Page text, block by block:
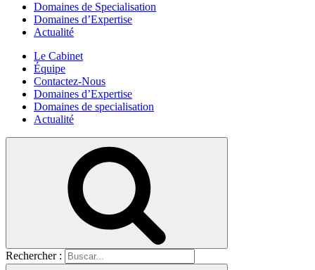
Domaines de Specialisation
Domaines d’Expertise
Actualité
Le Cabinet
Équipe
Contactez-Nous
Domaines d’Expertise
Domaines de specialisation
Actualité
Rechercher :